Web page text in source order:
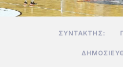
ΣΥΝΤΆΚΤΗΣ: